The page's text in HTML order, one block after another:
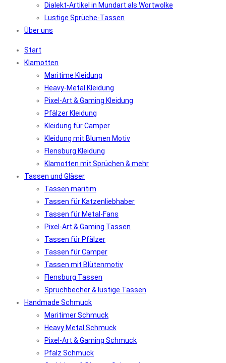
Dialekt-Artikel in Mundart als Wortwolke
Lustige Sprüche-Tassen
Über uns
Start
Klamotten
Maritime Kleidung
Heavy-Metal Kleidung
Pixel-Art & Gaming Kleidung
Pfälzer Kleidung
Kleidung für Camper
Kleidung mit Blumen Motiv
Flensburg Kleidung
Klamotten mit Sprüchen & mehr
Tassen und Gläser
Tassen maritim
Tassen für Katzenliebhaber
Tassen für Metal-Fans
Pixel-Art & Gaming Tassen
Tassen für Pfälzer
Tassen für Camper
Tassen mit Blütenmotiv
Flensburg Tassen
Spruchbecher & lustige Tassen
Handmade Schmuck
Maritimer Schmuck
Heavy Metal Schmuck
Pixel-Art & Gaming Schmuck
Pfalz Schmuck